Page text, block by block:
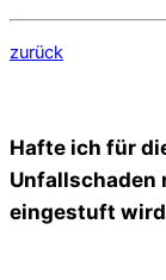
zurück
Hafte ich für
Unfallschaden
eingestuft